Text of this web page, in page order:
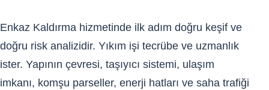
Enkaz Kaldırma hizmetinde ilk adım doğru keşif ve
doğru risk analizidir. Yıkım işi tecrübe ve uzmanlık
ister. Yapının çevresi, taşıyıcı sistemi, ulaşım
imkanı, komşu parseller, enerji hatları ve saha trafiği